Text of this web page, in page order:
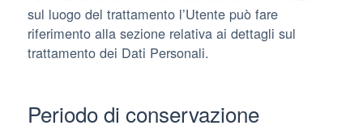
sul luogo del trattamento l’Utente può fare
riferimento alla sezione relativa ai dettagli sul
trattamento dei Dati Personali.
Periodo di conservazione